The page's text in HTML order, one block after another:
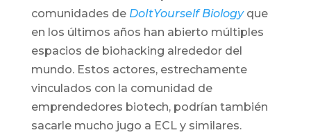
comunidades de DoItYourself Biologyque
en los últimos años han abierto múltiples
espacios de biohacking alrededor del
mundo. Estos actores, estrechamente
vinculados con la comunidad de
emprendedores biotech, podrían también
sacarle mucho jugo a ECL y similares.